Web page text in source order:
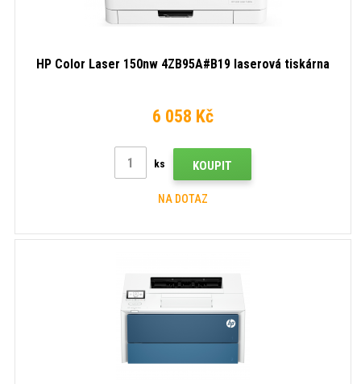
HP Color Laser 150nw 4ZB95A#B19 laserová tiskárna
6 058 Kč
ks KOUPIT
NA DOTAZ